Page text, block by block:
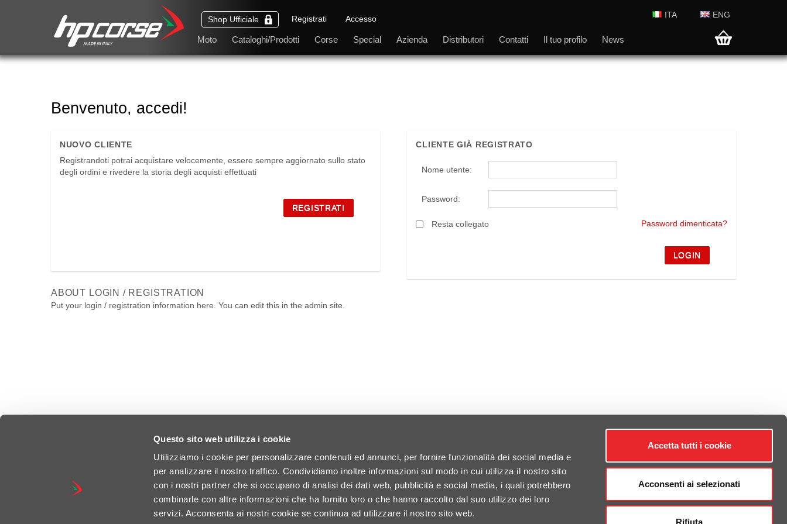
Questo sito web utilizza i cookie
Utilizziamo i cookie per personalizzare contenuti ed annunci, per fornire funzionalità dei social media e
per analizzare il nostro traffico. Condividiamo inoltre informazioni sul modo in cui utilizza il nostro sito
con i nostri partner che si occupano di analisi dei dati web, pubblicità e social media, i quali potrebbero
combinarle con altre informazioni che ha fornito loro o che hanno raccolto dal suo utilizzo dei loro
servizi. Acconsenta ai nostri cookie se continua ad utilizzare il nostro sito web.
Accetta tutti i cookie
Acconsenti ai selezionati
Rifiuta
ITA ENG
Moto Cataloghi/Prodotti Corse Special Azienda Distributori Contatti Il tuo profilo News
Shop Ufficiale Registrati Accesso
Benvenuto, accedi!
NUOVO CLIENTE
Registrandoti potrai acquistare velocemente, essere sempre aggiornato sullo stato
degli ordini e rivedere la storia degli acquisti effettuati
CLIENTE GIÀ REGISTRATO
Nome utente:
Password:
Resta collegato Password dimenticata?
ABOUT LOGIN / REGISTRATION
Put your login / registration information here. You can edit this in the admin site.